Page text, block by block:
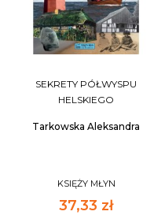
SEKRETY PÓŁWYSPU
HELSKIEGO
Tarkowska Aleksandra
KSIĘŻY MŁYN
37,33 zł